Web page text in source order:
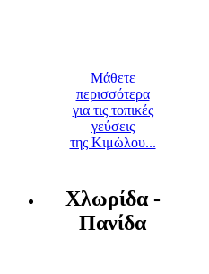
Μάθετε
περισσότερα
για τις τοπικές
γεύσεις
της Κιμώλου...
Χλωρίδα -
Πανίδα